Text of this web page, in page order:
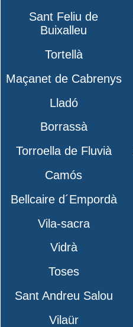
Sant Feliu de
Buixalleu
Tortellà
Maçanet de Cabrenys
Lladó
Borrassà
Torroella de Fluvià
Camós
Bellcaire d´Empordà
Vila-sacra
Vidrà
Toses
Sant Andreu Salou
Vilaür